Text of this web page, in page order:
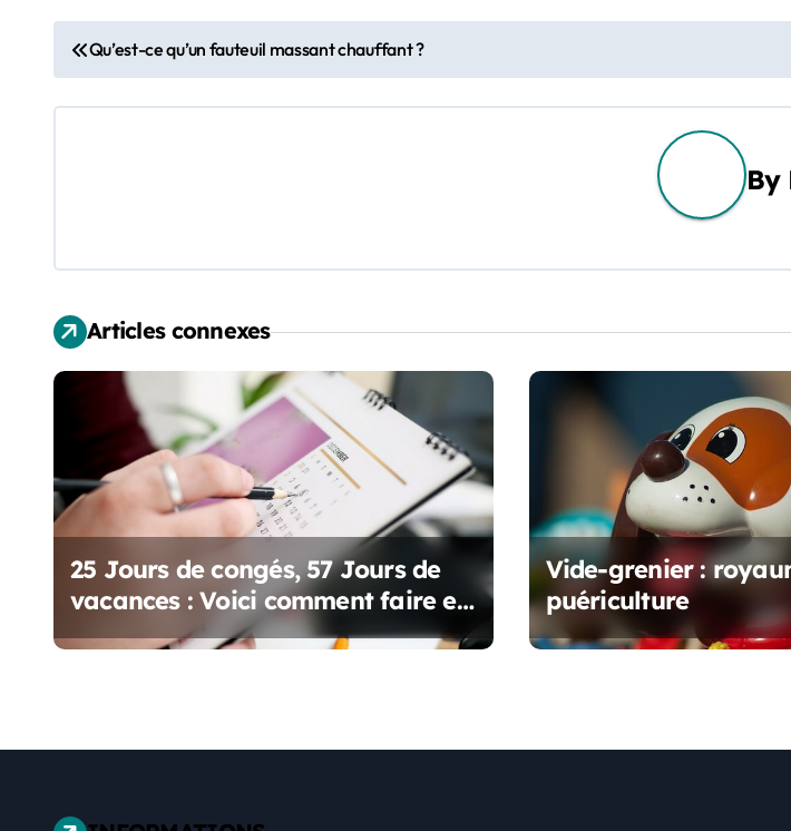
N
a
a
t
i
d
e
’
i
Qu’est-ce qu’un fauteuil massant chauffant ?
By
Articles connexes
25 Jours de congés, 57 Jours de
vacances : Voici comment faire en
2025 !
Vide-grenier :
puériculture